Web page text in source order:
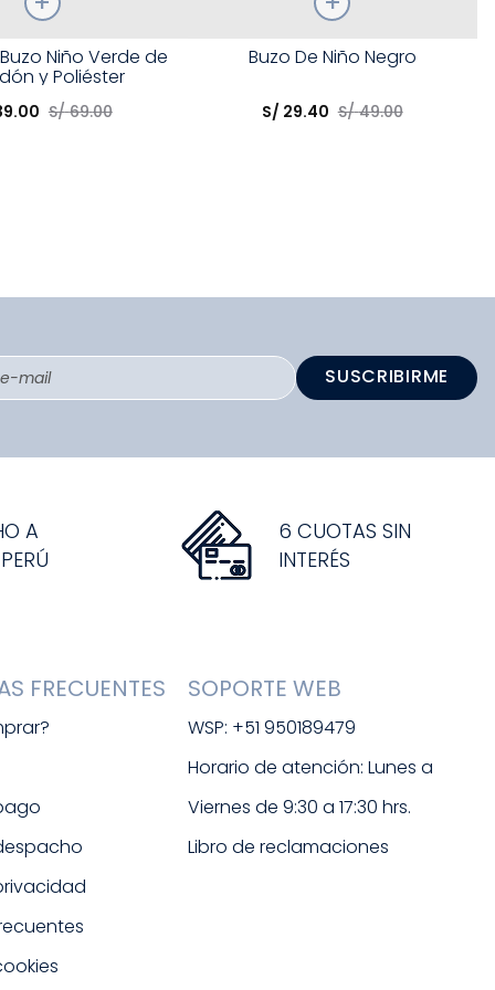
Niño Verde de
y Poliéster
.00 S/ 69.00
Buzo De Niño Negro
S/ 29.40 S/ 49.00
SUSCRIBIRME
A
6 CUOTAS SIN
INTERÉS
FRECUENTES SOPORTE WEB
WSP: +51 950189479
Horario de atención: Lunes a
Viernes de 9:30 a 17:30 hrs.
Libro de reclamaciones